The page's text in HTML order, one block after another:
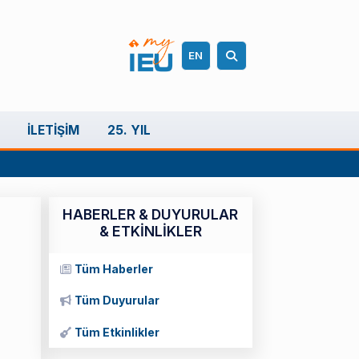
EN
İLETIŞIM 25. YIL
HABERLER & DUYURULAR
& ETKİNLİKLER
Tüm Haberler
Tüm Duyurular
Tüm Etkinlikler